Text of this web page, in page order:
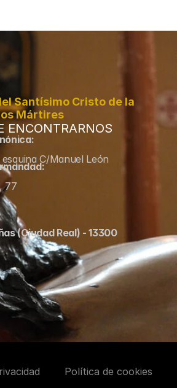
Santísimo Cristo de la
Mártires
ENCONTRARNOS
C/Manuel León
77
(Ciudad Real) - 13300
Política de cookies